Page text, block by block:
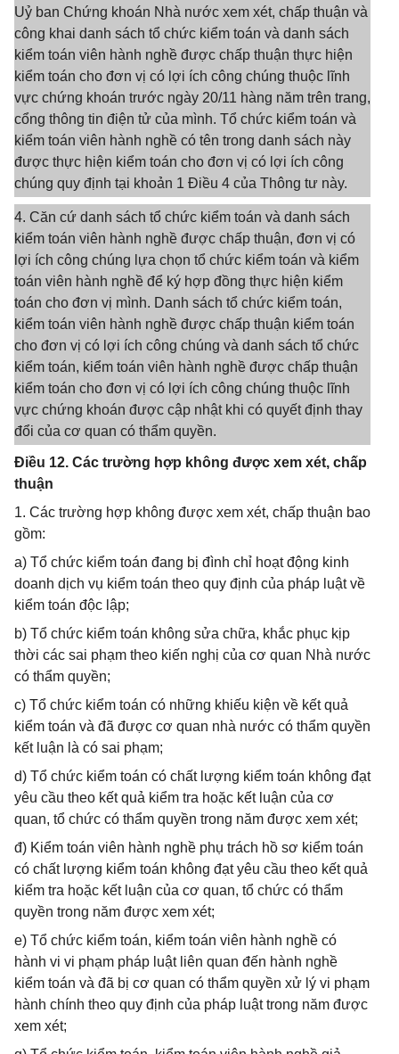
Uỷ ban Chứng khoán Nhà nước xem xét, chấp thuận và
công khai danh sách tổ chức kiểm toán và danh sách
kiểm toán viên hành nghề được chấp thuận thực hiện
kiểm toán cho đơn vị có lợi ích công chúng thuộc lĩnh
vực chứng khoán trước ngày 20/11 hàng năm trên trang,
cổng thông tin điện tử của mình. Tổ chức kiểm toán và
kiểm toán viên hành nghề có tên trong danh sách này
được thực hiện kiểm toán cho đơn vị có lợi ích công
chúng quy định tại khoản 1 Điều 4 của Thông tư này.
4. Căn cứ danh sách tổ chức kiểm toán và danh sách
kiểm toán viên hành nghề được chấp thuận, đơn vị có
lợi ích công chúng lựa chọn tổ chức kiểm toán và kiểm
toán viên hành nghề để ký hợp đồng thực hiện kiểm
toán cho đơn vị mình. Danh sách tổ chức kiểm toán,
kiểm toán viên hành nghề được chấp thuận kiểm toán
cho đơn vị có lợi ích công chúng và danh sách tổ chức
kiểm toán, kiểm toán viên hành nghề được chấp thuận
kiểm toán cho đơn vị có lợi ích công chúng thuộc lĩnh
vực chứng khoán được cập nhật khi có quyết định thay
đổi của cơ quan có thẩm quyền.
Điều 12. Các trường hợp không được xem xét, chấp
thuận
1. Các trường hợp không được xem xét, chấp thuận bao
gồm:
a) Tổ chức kiểm toán đang bị đình chỉ hoạt động kinh
doanh dịch vụ kiểm toán theo quy định của pháp luật về
kiểm toán độc lập;
b) Tổ chức kiểm toán không sửa chữa, khắc phục kịp
thời các sai phạm theo kiến nghị của cơ quan Nhà nước
có thẩm quyền;
c) Tổ chức kiểm toán có những khiếu kiện về kết quả
kiểm toán và đã được cơ quan nhà nước có thẩm quyền
kết luận là có sai phạm;
d) Tổ chức kiểm toán có chất lượng kiểm toán không đạt
yêu cầu theo kết quả kiểm tra hoặc kết luận của cơ
quan, tổ chức có thẩm quyền trong năm được xem xét;
đ) Kiểm toán viên hành nghề phụ trách hồ sơ kiểm toán
có chất lượng kiểm toán không đạt yêu cầu theo kết quả
kiểm tra hoặc kết luận của cơ quan, tổ chức có thẩm
quyền trong năm được xem xét;
e) Tổ chức kiểm toán, kiểm toán viên hành nghề có
hành vi vi phạm pháp luật liên quan đến hành nghề
kiểm toán và đã bị cơ quan có thẩm quyền xử lý vi phạm
hành chính theo quy định của pháp luật trong năm được
xem xét;